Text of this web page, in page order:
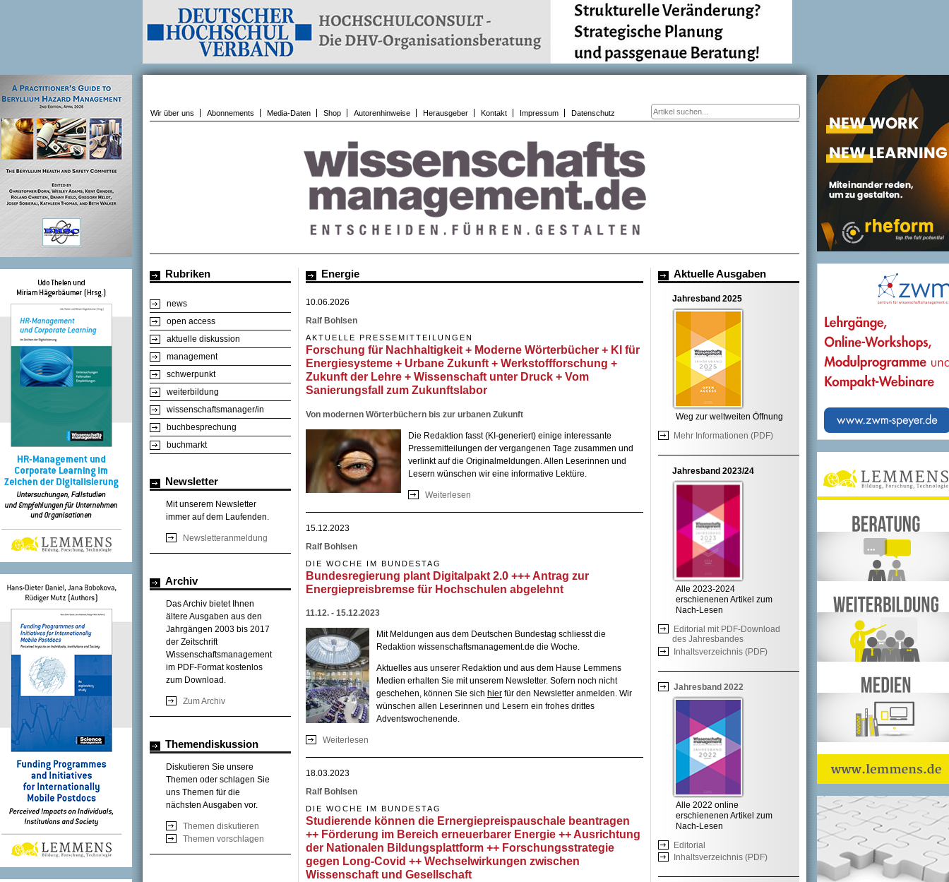
Wir über uns Abonnements Media-Daten Shop Autorenhinweise Herausgeber Kontakt Impressum Datenschutz Suchformular
Rubriken
news
open access
aktuelle diskussion
management
schwerpunkt
weiterbildung
wissenschaftsmanager/in
buchbesprechung
buchmarkt
Newsletter
Mit unserem Newsletter
immer auf dem Laufenden.
Newsletteranmeldung
Archiv
Das Archiv bietet Ihnen
ältere Ausgaben aus den
Jahrgängen 2003 bis 2017
der Zeitschrift
Wissenschaftsmanagement
im PDF-Format kostenlos
zum Download.
Zum Archiv
Themendiskussion
Diskutieren Sie unsere
Themen oder schlagen Sie
uns Themen für die
nächsten Ausgaben vor.
Themen diskutieren
Themen vorschlagen
Aktuelle Ausgaben
Jahresband 2025
Weg zur weltweiten Öffnung
Mehr Informationen (PDF)
Jahresband 2023/24
Alle 2023-2024
erschienenen Artikel zum
Nach-Lesen
Editorial mit PDF-Download
des Jahresbandes
Inhaltsverzeichnis (PDF)
Jahresband 2022
Alle 2022 online
erschienenen Artikel zum
Nach-Lesen
Editorial
Inhaltsverzeichnis (PDF)
Energie
10.06.2026
Ralf Bohlsen
AKTUELLE PRESSEMITTEILUNGEN
Forschung für Nachhaltigkeit + Moderne Wörterbücher + KI für
Energiesysteme + Urbane Zukunft + Werkstoffforschung +
Zukunft der Lehre + Wissenschaft unter Druck + Vom
Sanierungsfall zum Zukunftslabor
Von modernen Wörterbüchern bis zur urbanen Zukunft
Die Redaktion fasst (KI-generiert) einige interessante
Pressemitteilungen der vergangenen Tage zusammen und
verlinkt auf die Originalmeldungen. Allen Leserinnen und
Lesern wünschen wir eine informative Lektüre.
Weiterlesen
15.12.2023
Ralf Bohlsen
DIE WOCHE IM BUNDESTAG
Bundesregierung plant Digitalpakt 2.0 +++ Antrag zur
Energiepreisbremse für Hochschulen abgelehnt
11.12. - 15.12.2023
Mit Meldungen aus dem Deutschen Bundestag schliesst die
Redaktion wissenschaftsmanagement.de die Woche.
Aktuelles aus unserer Redaktion und aus dem Hause Lemmens
Medien erhalten Sie mit unserem Newsletter. Sofern noch nicht
geschehen, können Sie sich hier für den Newsletter anmelden. Wir
wünschen allen Leserinnen und Lesern ein frohes drittes
Adventswochenende.
Weiterlesen
18.03.2023
Ralf Bohlsen
DIE WOCHE IM BUNDESTAG
Studierende können die Ernergiepreispauschale beantragen
++ Förderung im Bereich erneuerbarer Energie ++ Ausrichtung
der Nationalen Bildungsplattform ++ Forschungsstrategie
gegen Long-Covid ++ Wechselwirkungen zwischen
Wissenschaft und Gesellschaft